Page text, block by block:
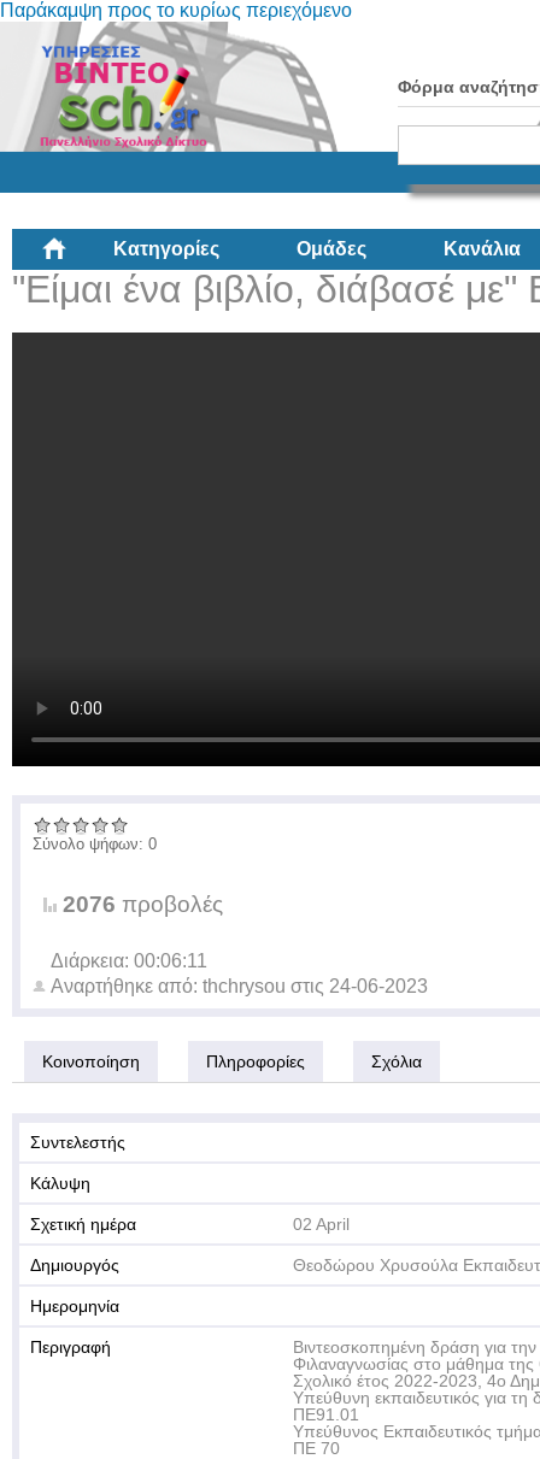
Παράκαμψη προς το κυρίως περιεχόμενο
Φόρμα
Κατηγορίες Ομάδες Κανάλια
"Είμαι ένα βιβλίο, διάβασέ
Σύνολο ψήφων: 0
2076 προβολές
Διάρκεια: 00:06:11
Αναρτήθηκε από: thchrysou στις 24-06-2023
Κοινοποίηση Πληροφορίες Σχόλια
Συντελεστής
Κάλυψη
Σχετική ημέρα 02 April
Δημιουργός Θεοδώρου Χρυσούλα
Ημερομηνία
Περιγραφή
Βιντεοσκοπημένη δράση για
Φιλαναγνωσίας στο μάθημα της
Σχολικό έτος 2022-2023, 4ο
Υπεύθυνη εκπαιδευτικός για
ΠΕ91.01
Υπεύθυνος Εκπαιδευτικός
ΠΕ 70